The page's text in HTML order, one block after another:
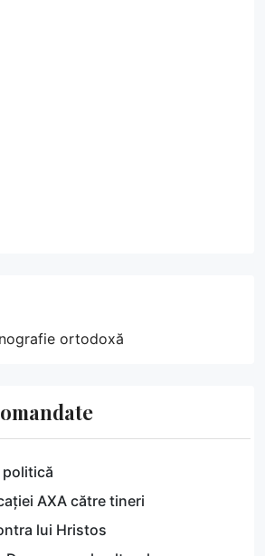
ortodoxă
politică
AXA către tineri
lui Hristos